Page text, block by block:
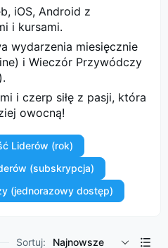
iOS, Android z
i kursami.
wydarzenia miesięcznie
i Wieczór Przywódczy
i czerp siłę z pasji, która
owocną!
Liderów (rok)
(subskrypcja)
(jednorazowy dostęp)
Sortuj: Najnowsze